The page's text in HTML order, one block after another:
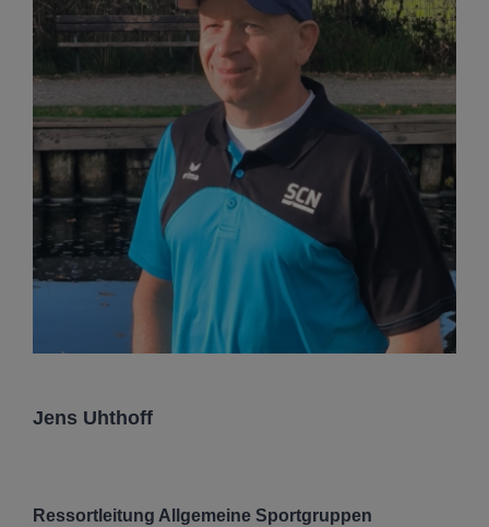
Jens Uhthoff
Ressortleitung Allgemeine Sportgruppen